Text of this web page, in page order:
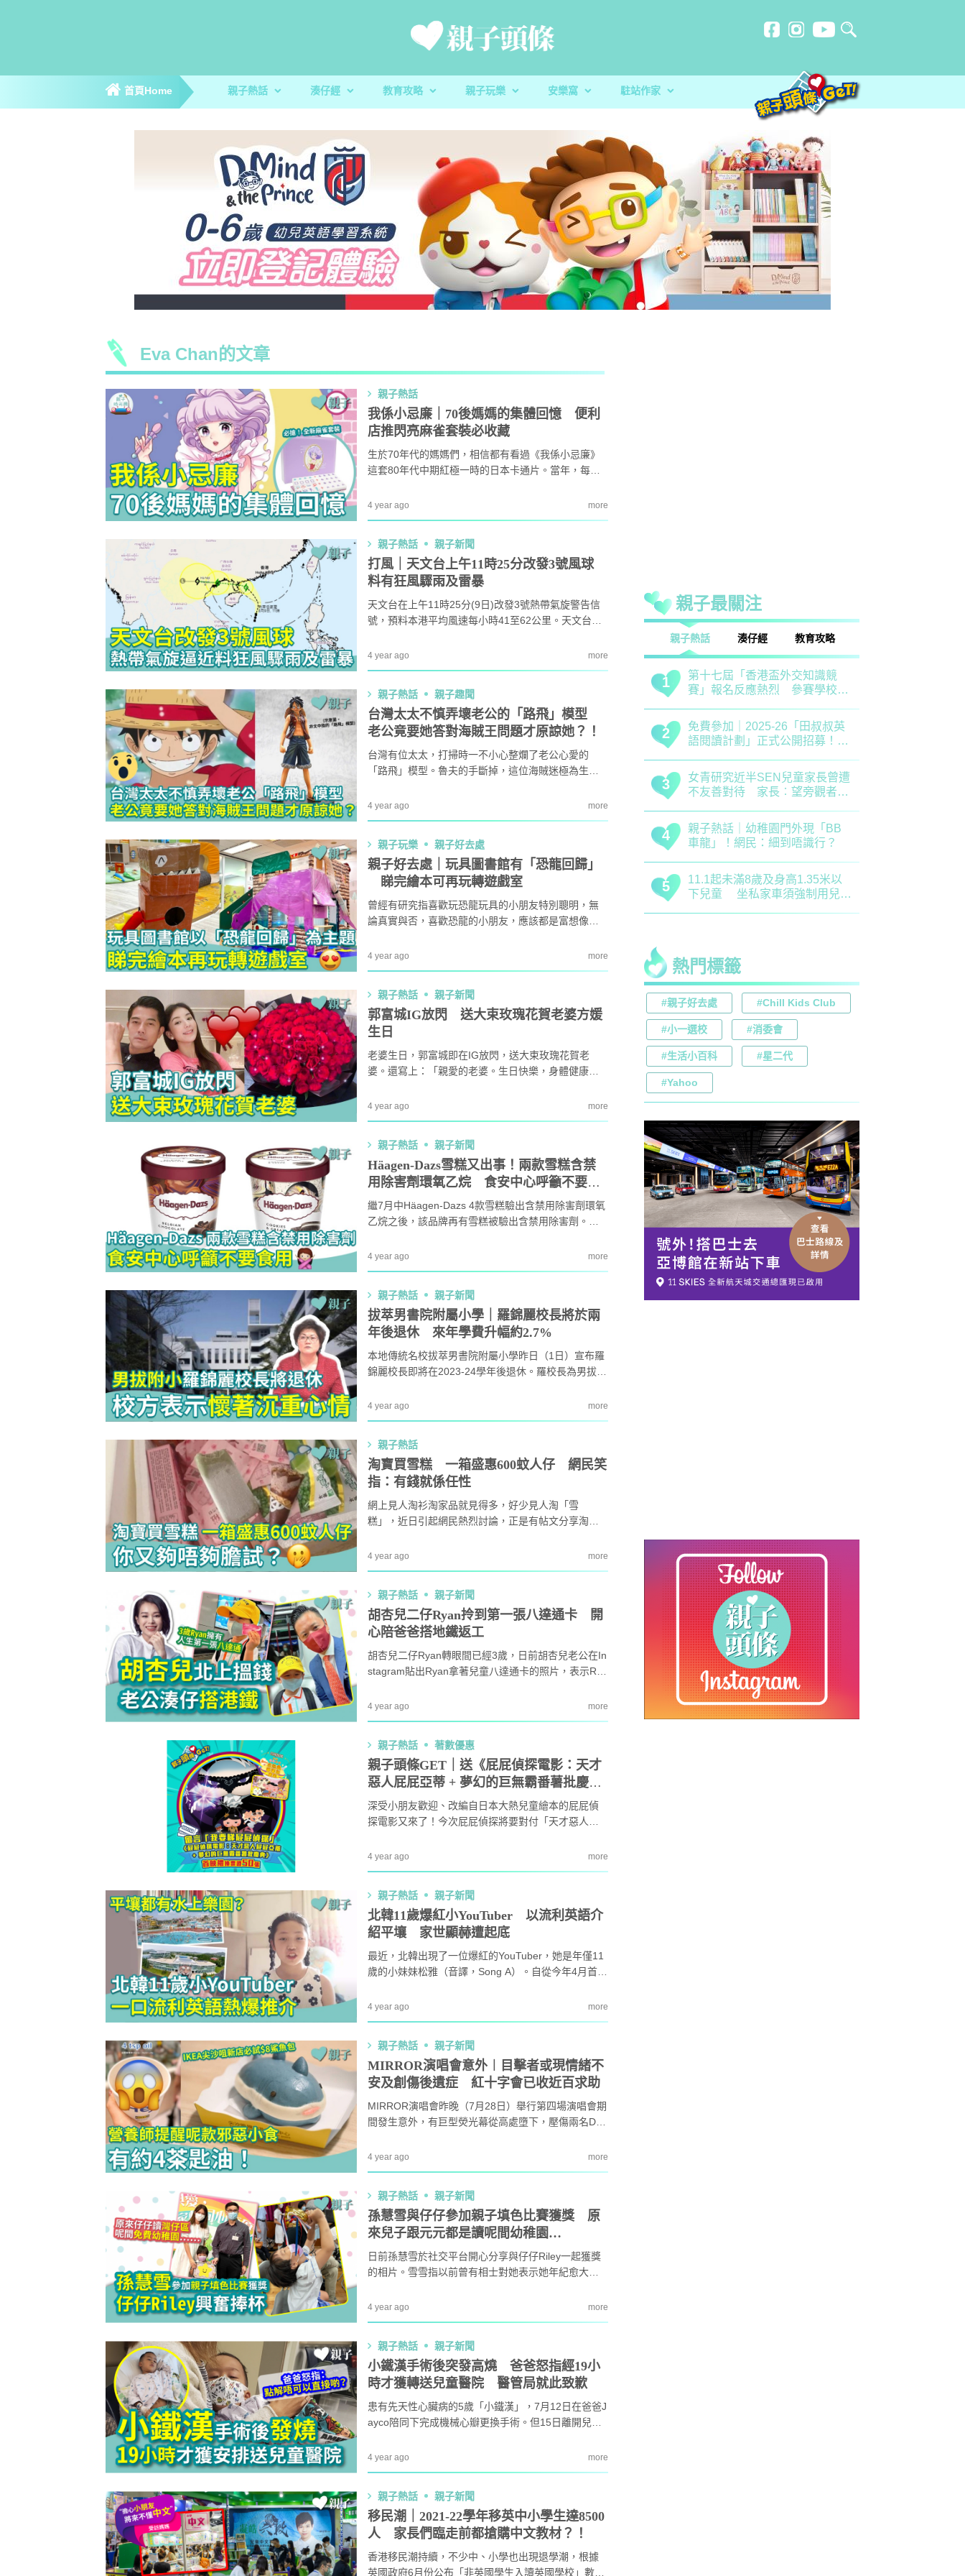
首頁Home 親子熱話
親子新聞
親子趣聞
爸媽專訪
著數優惠
殘酷虐兒｜5歲男童餓死虐待案 母判囚22年！官斥殘忍刻意施
湊仔經
新手爸媽
醫健爸媽
家庭關係
毛孩子
教養心得
家長健康｜湊仔引發周身痛症？物理治療師HORLICK︰及早處
教育攻略
校園生活
升學指南
校園生活｜明愛元朗陳震夏中學 擁抱AI新時代 科技啟發潛
親子玩樂
親子飲食
親子玩意
心測開箱
玩具圖書館｜車車迷必玩必讀！小卡車系列繪本 + 遊戲
安樂窩
生活小百科
蔬菜貯存｜食前先好洗？食安中心教路自製冷藏蔬菜做1步驟更
駐站作家
「大粒 MAC 教室」閱讀計劃及「語文的生命」書櫃捐贈計劃
香港小童群益會
慈慧幼苗
辰民爸爸
心理學家王凱瑞 (CARREY WONG)
ALLIE保寶小教室
DR-MAX教材大王
D MIND & THE PRINCE
更多作家
DSE放榜｜給家長的放榜指南 成為子女最堅實的後盾
Eva Chan的文章
親子熱話
我係小忌廉｜70後媽媽的集體回憶 便利
店推閃亮麻雀套裝必收藏
生於70年代的媽媽們，相信都有看過《我係小忌廉》
這套80年代中期紅極一時的日本卡通片。當年，每個
女生森澤優般擁有魔法，可以搖身一變成為台上漂亮
的美少女。
4 year ago more
親子熱話 親子新聞
打風｜天文台上午11時25分改發3號風球
料有狂風驟雨及雷暴
天文台在上午11時25分(9日)改發3號熱帶氣旋警告信
號，預料本港平均風速每小時41至62公里。天文台呼
岸邊及停止所有水上活動。
4 year ago more
親子熱話 親子趣聞
台灣太太不慎弄壞老公的「路飛」模型
老公竟要她答對海賊王問題才原諒她？！
台灣有位太太，打掃時一不小心整爛了老公心愛的
「路飛」模型。魯夫的手斷掉，這位海賊迷極為生
件，就是要老婆回答10條關於《海賊王》的問題，只
要她合格，就會原諒她。
4 year ago more
親子玩樂 親子好去處
親子好去處｜玩具圖書館有「恐龍回歸」
睇完繪本可再玩轉遊戲室
曾經有研究指喜歡玩恐龍玩具的小朋友特別聰明，無
論真實與否，喜歡恐龍的小朋友，應該都是富想像力
帶仔女去科學館進行兩日一夜探索之旅，亦可以到訪
兒童圖書館，從恐龍繪本中了解恐龍知識。
4 year ago more
親子熱話 親子新聞
郭富城IG放閃 送大束玫瑰花賀老婆方媛
生日
老婆生日，郭富城即在IG放閃，送大束玫瑰花賀老
婆。還寫上：「親愛的老婆。生日快樂，身體健康，
謝老公。」至於兩個女兒，就送上大大個kiss，相當溫
馨甜蜜。
4 year ago more
親子熱話 親子新聞
Häagen-Dazs雪糕又出事！兩款雪糕含禁
用除害劑環氧乙烷 食安中心呼籲不要食
用
繼7月中Häagen-Dazs 4款雪糕驗出含禁用除害劑環氧
乙烷之後，該品牌再有雪糕被驗出含禁用除害劑。食
法國進口雪糕 (Häagen-Dazs比利時朱古力雪糕及曲奇
呍呢嗱雪糕)，因為有關產品可能受歐洲聯盟（歐盟）
產品，應立即停止使用或出售。
4 year ago more
親子熱話 親子新聞
拔萃男書院附屬小學｜羅錦麗校長將於兩
年後退休 來年學費升幅約2.7%
本地傳統名校拔萃男書院附屬小學昨日（1日）宣布羅
錦麗校長即將在2023-24學年後退休。羅校長為男拔附
指來年學費將有所調整，升幅約2.7%，金額由1,200多
元至3,100多元不等。
4 year ago more
親子熱話
淘寶買雪糕 一箱盛惠600蚊人仔 網民笑
指：有錢就係任性
網上見人淘衫淘家品就見得多，好少見人淘「雪
糕」，近日引起網民熱烈討論，正是有帖文分享淘寶
㗎」，之後又更新：「其實係冷凍運輸，呢箱運費600
人仔。」
4 year ago more
親子熱話 親子新聞
胡杏兒二仔Ryan拎到第一張八達通卡 開
心陪爸爸搭地鐵返工
胡杏兒二仔Ryan轉眼間已經3歲，日前胡杏兒老公在In
stagram貼出Ryan拿著兒童八達通卡的照片，表示Rya
陪爸爸搭地鐵番工，隔空向老婆大讚仔仔：好聽話。
4 year ago more
親子熱話 著數優惠
親子頭條GET｜送《屁屁偵探電影：天才
惡人屁屁亞蒂 + 夢幻的巨無霸番薯批慶
典》換票證50張
深受小朋友歡迎、改編自日本大熱兒童繪本的屁屁偵
探電影又來了！今次屁屁偵探將要對付「天才惡人屁
4 year ago more
親子熱話 親子新聞
北韓11歲爆紅小YouTuber 以流利英語介
紹平壤 家世顯赫遭起底
最近，北韓出現了一位爆紅的YouTuber，她是年僅11
歲的小妹妹松雅（音譯，Song A）。自從今年4月首次
訂閱。
4 year ago more
親子熱話 親子新聞
MIRROR演唱會意外︱目擊者或現情緒不
安及創傷後遺症 紅十字會已收近百求助
MIRROR演唱會昨晚（7月28日）舉行第四場演唱會期
間發生意外，有巨型熒光幕從高處墮下，壓傷兩名Dan
名觀眾目擊意外發生，現場不少人因而感到震驚與不
安。紅十字會已因應狀況啟動「Shall We Talk」心理
民提供4招助紓緩不安情緒。
4 year ago more
親子熱話 親子新聞
孫慧雪與仔仔參加親子填色比賽獲獎 原
來兒子跟元元都是讀呢間幼稚園…
日前孫慧雪於社交平台開心分享與仔仔Riley一起獲獎
的相片。雪雪指以前曾有相士對她表示她年紀愈大，
也想不到，所講的不是演藝上的獎項，而是跟兒子一
起奪得的親子獎！
4 year ago more
親子熱話 親子新聞
小鐵漢手術後突發高燒 爸爸怒指經19小
時才獲轉送兒童醫院 醫管局就此致歉
患有先天性心臟病的5歲「小鐵漢」，7月12日在爸爸J
ayco陪同下完成機械心瓣更換手術。但15日離開兒童
發症，於是即送他去就近的天水圍醫院看急症。小鐵
漢爸爸接受訪問時指：「去到天水圍醫院照Ｘ光，想
令人難以接受。」 對此安排，爸爸Jayco憤怒表示：
「如果真係併發症...
4 year ago more
親子熱話 親子新聞
移民潮｜2021-22學年移英中小學生達8500
人 家長們臨走前都搶購中文教材？！
香港移民潮持續，不少中、小學也出現退學潮，根據
英國政府6月份公布「非英國學生入讀英國學校」數
親子最關注
湊仔經 教育攻略 親子玩樂
小貼士 風扇擺位有技巧 這件
吸濕法寶不能缺 ！
2
生活小百科｜洗碗後海綿上殘留
泡泡有無問題？ 日本家居清潔大
牌這樣回應！
3
除霉菌貼士｜4大對付天花板+牆
身發霉方法 漂白水是抽濕除霉
法寶？！
4
泡 成份天然令白襪光潔如新？
另附日本神奇偏方
5
清潔小貼士｜塑膠保鮮盒洗極都
有味 日本人分享3大除味法寶
賽」報名反應熱烈 參賽學校學
生人數再創歷史新高！
2
免費參加｜2025-26「田叔叔英
語閱讀計劃」正式公開招募！累
積受惠達118,000家庭
女青研究近半SEN兒童家長曾遭
4
車龍」！網民：細到唔識行？
5
11.1起未滿8歲及身高1.35米以
座椅
1
清明節｜兒童養生關鍵時期 中
醫建議應以清補爲主 注意健脾
2
恐嚇式管教｜用恐懼教出來的
「乖巧」分分鐘會弄巧成拙？專
3
正向教育｜了解孩子情緒起伏沒
難度！專家分享引導子女情緒降
4
慈慧幼苗｜死記硬背只會揠苗助
長 專家分享提升幼兒記憶力5
熱門標籤
#親子好去處 #Chill Kids Club
#小一選校 #消委會
#生活小百科 #星二代
#Yahoo